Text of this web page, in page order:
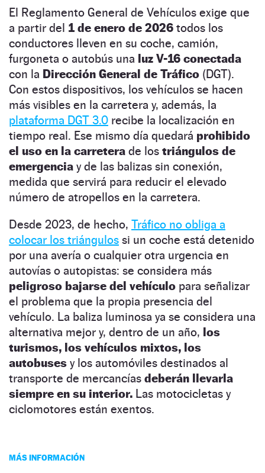
El Reglamento General de Vehículos exige que
a partir del 1 de enero de 2026 todos los
conductores lleven en su coche, camión,
furgoneta o autobús una luz V-16 conectada
con la Dirección General de Tráfico (DGT).
Con estos dispositivos, los vehículos se hacen
más visibles en la carretera y, además, la
plataforma DGT 3.0 recibe la localización en
tiempo real. Ese mismo día quedará prohibido
el uso en la carretera de los triángulos de
emergencia y de las balizas sin conexión,
medida que servirá para reducir el elevado
número de atropellos en la carretera.
Desde 2023, de hecho, Tráfico no obliga a
colocar los triángulos si un coche está detenido
por una avería o cualquier otra urgencia en
autovías o autopistas: se considera más
peligroso bajarse del vehículo para señalizar
el problema que la propia presencia del
vehículo. La baliza luminosa ya se considera una
alternativa mejor y, dentro de un año, los
turismos, los vehículos mixtos, los
autobuses y los automóviles destinados al
transporte de mercancías deberán llevarla
siempre en su interior. Las motocicletas y
ciclomotores están exentos.
MÁS INFORMACIÓN